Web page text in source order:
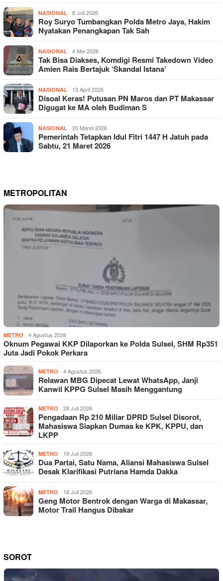
NASIONAL 8 Juli 2026
Roy Suryo Tumbangkan Polda Metro Jaya, Hakim
Nyatakan Penangkapan Tak Sah
NASIONAL 4 Mei 2026
Tak Bisa Diakses, Komdigi Resmi Takedown Video
Amien Rais Bertajuk ‘Skandal Istana’
NASIONAL 13 April 2026
Disoal Keras! Putusan PN Maros dan PT Makassar
Digugat ke MA oleh Budiman S
NASIONAL 20 Maret 2026
Pemerintah Tetapkan Idul Fitri 1447 H Jatuh pada
Sabtu, 21 Maret 2026
METROPOLITAN
METRO 4 Agustus 2026
Oknum Pegawai KKP Dilaporkan ke Polda Sulsel, SHM Rp351
Juta Jadi Pokok Perkara
METRO 4 Agustus 2026
Relawan MBG Dipecat Lewat WhatsApp, Janji
Kanwil KPPG Sulsel Masih Menggantung
METRO 28 Juli 2026
Pengadaan Rp 210 Miliar DPRD Sulsel Disorot,
Mahasiswa Siapkan Dumas ke KPK, KPPU, dan
LKPP
METRO 19 Juli 2026
Dua Partai, Satu Nama, Aliansi Mahasiswa Sulsel
Desak Klarifikasi Putriana Hamda Dakka
METRO 18 Juli 2026
Geng Motor Bentrok dengan Warga di Makassar,
Motor Trail Hangus Dibakar
SOROT